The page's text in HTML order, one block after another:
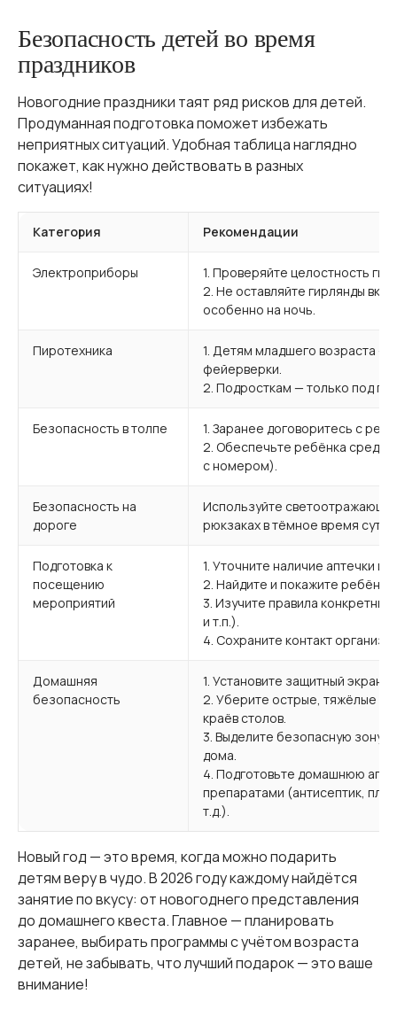
Безопасность детей во время
праздников
Новогодние праздники таят ряд рисков для детей.
Продуманная подготовка поможет избежать
неприятных ситуаций. Удобная таблица наглядно
покажет, как нужно действовать в разных
ситуациях!
Категория Рекомендации
Электроприборы
1. Проверяйте целостность
2. Не оставляйте гирлянды
особенно на ночь.
Пиротехника
1. Детям младшего возраста —
фейерверки.
2. Подросткам — только под
Безопасность в толпе
1. Заранее договоритесь с
2. Обеспечьте ребёнка
с номером).
Безопасность на
дороге
Используйте
рюкзаках в тёмное время суток.
Подготовка к
посещению
мероприятий
1. Уточните наличие аптечки
2. Найдите и покажите ребёнку
3. Изучите правила
и т.п.).
4. Сохраните контакт
Домашняя
безопасность
1. Установите защитный экран
2. Уберите острые, тяжёлые
краёв столов.
3. Выделите безопасную зону
дома.
4. Подготовьте домашнюю
препаратами (антисептик,
т.д.).
Новый год — это время, когда можно подарить
детям веру в чудо. В 2026 году каждому найдётся
занятие по вкусу: от новогоднего представления
до домашнего квеста. Главное — планировать
заранее, выбирать программы с учётом возраста
детей, не забывать, что лучший подарок — это ваше
внимание!